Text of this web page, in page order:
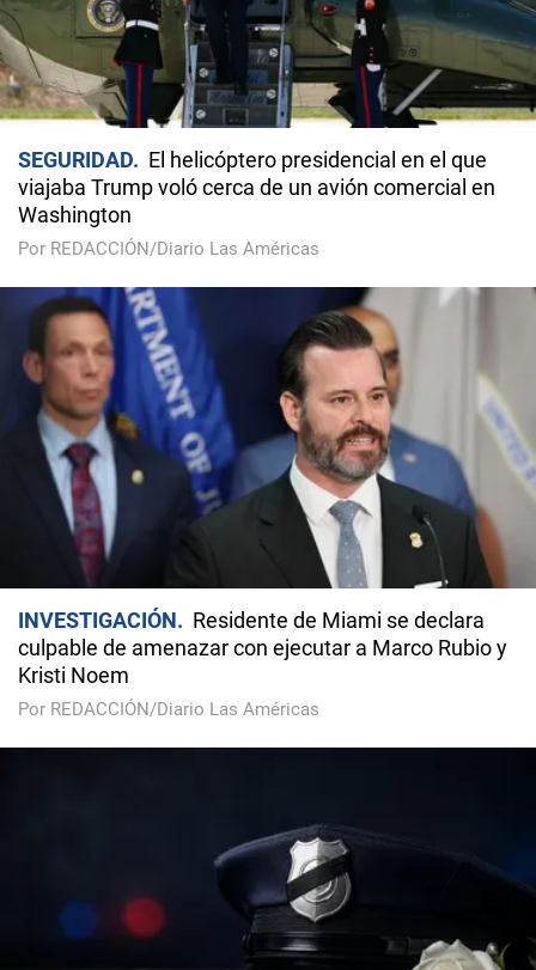
SEGURIDAD
El helicóptero presidencial en el que
viajaba Trump voló cerca de un avión comercial en
Washington
Por REDACCIÓN/Diario Las Américas
INVESTIGACIÓN
Residente de Miami se declara
culpable de amenazar con ejecutar a Marco Rubio y
Kristi Noem
Por REDACCIÓN/Diario Las Américas